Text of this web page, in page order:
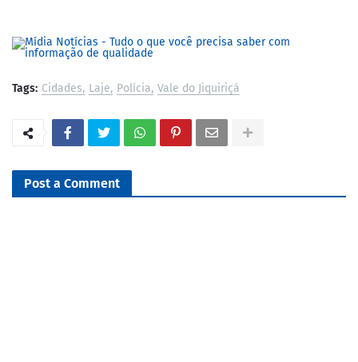
Tags: Cidades Laje Polícia Vale do Jiquiriçá
Post a Comment